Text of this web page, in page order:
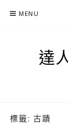
MENU
達
標籤: 古蹟